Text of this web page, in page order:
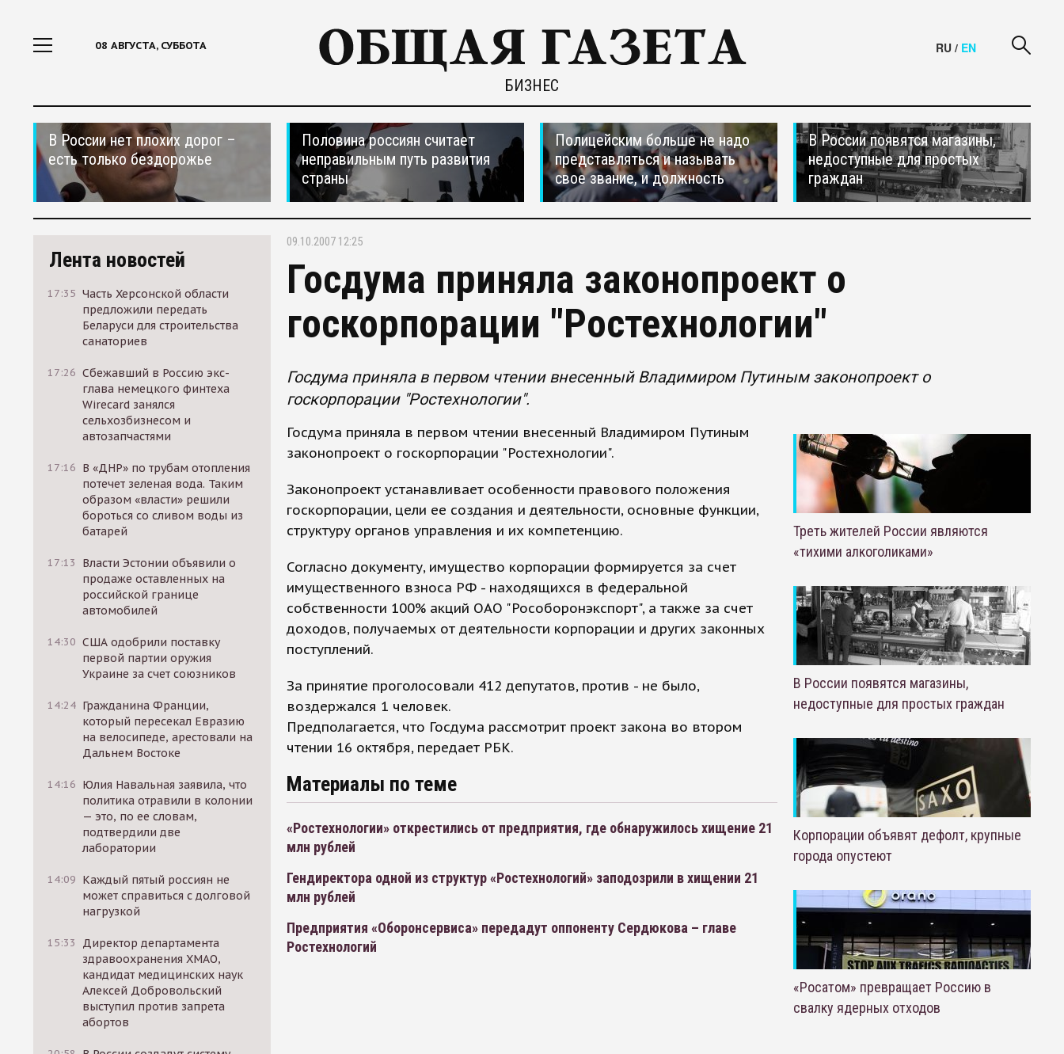
08 АВГУСТА, СУББОТА
БИЗНЕС
RU / EN
В России нет плохих дорог –
есть только бездорожье
Половина россиян считает
неправильным путь развития
страны
Полицейским больше не надо
представляться и называть
свое звание, и должность
В России появятся магазины,
недоступные для простых
граждан
Лента новостей
17:35 Часть Херсонской области
предложили передать
Беларуси для строительства
санаториев
17:26 Сбежавший в Россию экс-
глава немецкого финтеха
Wirecard занялся
сельхозбизнесом и
автозапчастями
17:16 В «ДНР» по трубам отопления
потечет зеленая вода. Таким
образом «власти» решили
бороться со сливом воды из
батарей
17:13
Власти Эстонии объявили о
продаже оставленных на
российской границе
автомобилей
14:30 США одобрили поставку
первой партии оружия
Украине за счет союзников
14:24 Гражданина Франции,
который пересекал Евразию
на велосипеде, арестовали на
Дальнем Востоке
14:16 Юлия Навальная заявила, что
политика отравили в колонии
— это, по ее словам,
подтвердили две
лаборатории
14:09 Каждый пятый россиян не
может справиться с долговой
нагрузкой
15:33
Директор департамента
здравоохранения ХМАО,
кандидат медицинских наук
Алексей Добровольский
выступил против запрета
абортов
09.10.2007 12:25
Госдума приняла законопроект о
госкорпорации "Ростехнологии"
Госдума приняла в первом чтении внесенный Владимиром Путиным законопроект о
госкорпорации "Ростехнологии".
Госдума приняла в первом чтении внесенный Владимиром Путиным
законопроект о госкорпорации "Ростехнологии".
Законопроект устанавливает особенности правового положения
госкорпорации, цели ее создания и деятельности, основные функции,
структуру органов управления и их компетенцию.
Согласно документу, имущество корпорации формируется за счет
имущественного взноса РФ - находящихся в федеральной
собственности 100% акций ОАО "Рособоронэкспорт", а также за счет
доходов, получаемых от деятельности корпорации и других законных
поступлений.
За принятие проголосовали 412 депутатов, против - не было,
воздержался 1 человек.
Предполагается, что Госдума рассмотрит проект закона во втором
чтении 16 октября, передает РБК.
Материалы по теме
«Ростехнологии» открестились от предприятия, где обнаружилось хищение 21
млн рублей
Гендиректора одной из структур «Ростехнологий» заподозрили в хищении 21
млн рублей
Предприятия «Оборонсервиса» передадут оппоненту Сердюкова – главе
Ростехнологий
Треть жителей России являются
«тихими алкоголиками»
В России появятся магазины,
недоступные для простых граждан
Корпорации объявят дефолт, крупные
города опустеют
«Росатом» превращает Россию в
свалку ядерных отходов